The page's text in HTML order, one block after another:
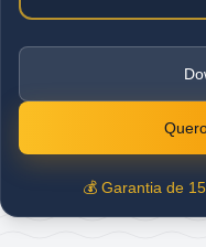
💰 Garantia de